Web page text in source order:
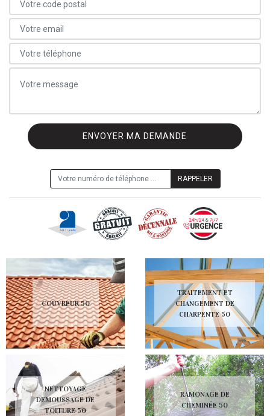
COUVREUR 50
NETTOYAGE
DEMOUSSAGE DE
TOITURE 50
TRAITEMENT ET
CHANGEMENT DE
CHARPENTE 50
RAMONAGE DE
CHEMINÉE 50